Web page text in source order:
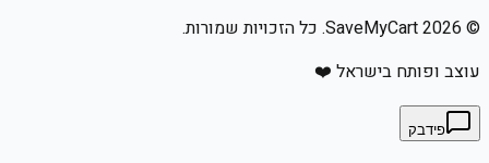
©
2026
עוצב ופותח בישראל ❤️
פידבק